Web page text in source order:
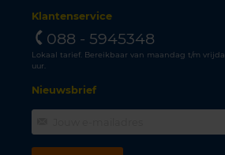
Klantenservice
088 - 5945348
Lokaal tarief. Bereikbaar van maandag t/m
uur.
Nieuwsbrief